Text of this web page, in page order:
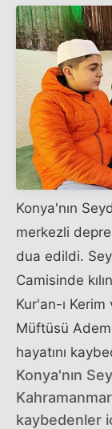
Konya'nın
merkezli
dua edildi.
Camisinde
Kur'an-ı
Müftüsü
hayatını
Konya'nın
kaybedenler